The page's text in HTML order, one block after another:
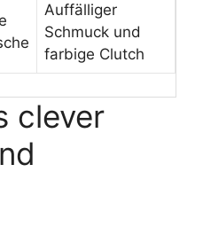
Auffälliger
Schmuck und
farbige Clutch
clever